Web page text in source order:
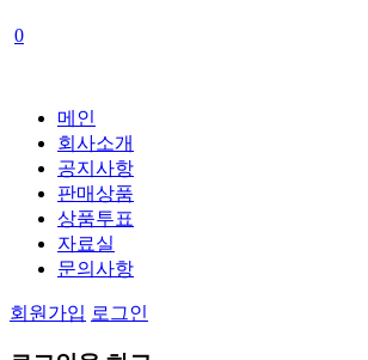
0
메인
회사소개
공지사항
판매상품
상품투표
자료실
문의사항
회원가입 로그인